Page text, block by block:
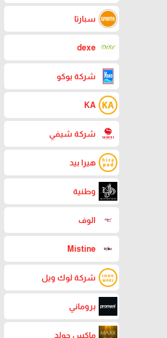
سبارتا
dexe
شركة يوكو
KA
شركة شيفي
هيرا بيد
وطنية
الوف
Mistine
شركة لوك ويل
بروماني
ماكس جولد